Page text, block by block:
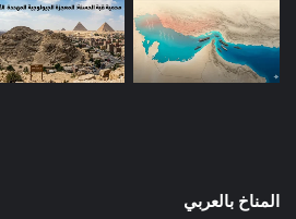
المناخ بالعربي